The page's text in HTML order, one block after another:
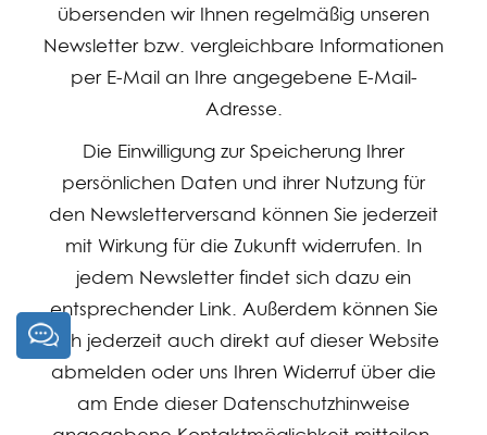
übersenden wir Ihnen regelmäßig unseren
Newsletter bzw. vergleichbare Informationen
per E-Mail an Ihre angegebene E-Mail-
Adresse.
Die Einwilligung zur Speicherung Ihrer
persönlichen Daten und ihrer Nutzung für
den Newsletterversand können Sie jederzeit
mit Wirkung für die Zukunft widerrufen. In
jedem Newsletter findet sich dazu ein
entsprechender Link. Außerdem können Sie
sich jederzeit auch direkt auf dieser Website
abmelden oder uns Ihren Widerruf über die
am Ende dieser Datenschutzhinweise